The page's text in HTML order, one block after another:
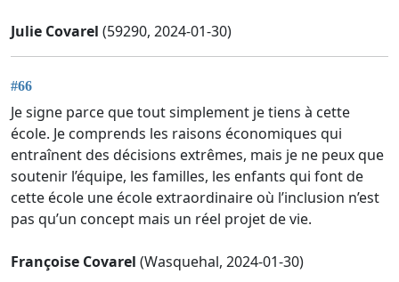
Julie Covarel (59290, 2024-01-30)
#66
Je signe parce que tout simplement je tiens à cette
école. Je comprends les raisons économiques qui
entraînent des décisions extrêmes, mais je ne peux que
soutenir l’équipe, les familles, les enfants qui font de
cette école une école extraordinaire où l’inclusion n’est
pas qu’un concept mais un réel projet de vie.
Françoise Covarel (Wasquehal, 2024-01-30)